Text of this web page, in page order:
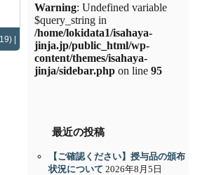
|
Warning: Undefined variable
$query_string in
/home/lokidata1/isahaya-
jinja.jp/public_html/wp-
content/themes/isahaya-
jinja/sidebar.php on line 95
最近の投稿
【ご確認ください】授与品の頒布
状況について 2026年8月5日